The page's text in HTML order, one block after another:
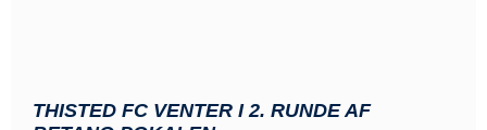
THISTED FC VENTER I 2. RUNDE AF